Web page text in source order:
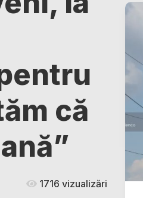
că
1716 vizualizări